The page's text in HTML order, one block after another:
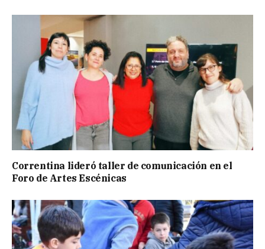
Correntina lideró taller de comunicación en el
Foro de Artes Escénicas